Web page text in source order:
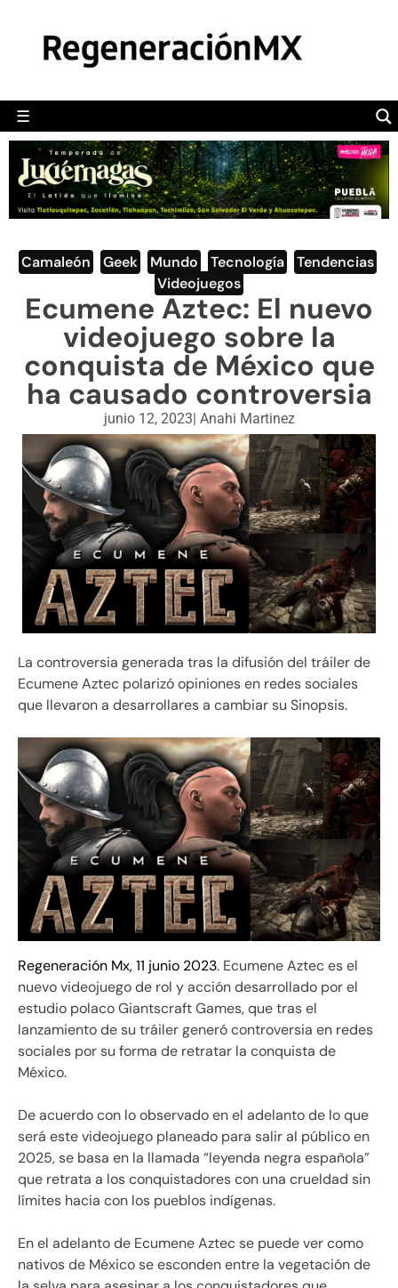
☰
POLÍTICA
CAMALEÓN
OPINIÓN
DEPORTES
ENGLISH SECTION
VIDEOS
Camaleón Geek Mundo Tecnología Tendencias
Videojuegos
Ecumene Aztec: El nuevo
videojuego sobre la
conquista de México que
ha causado controversia
junio 12, 2023| Anahi Martinez
La controversia generada tras la difusión del tráiler de
Ecumene Aztec polarizó opiniones en redes sociales
que llevaron a desarrollares a cambiar su Sinopsis.
Regeneración Mx, 11 junio 2023. Ecumene Aztec es el
nuevo videojuego de rol y acción desarrollado por el
estudio polaco Giantscraft Games, que tras el
lanzamiento de su tráiler generó controversia en redes
sociales por su forma de retratar la conquista de
México.
De acuerdo con lo observado en el adelanto de lo que
será este videojuego planeado para salir al público en
2025, se basa en la llamada “leyenda negra española”
que retrata a los conquistadores con una crueldad sin
límites hacia con los pueblos indígenas.
En el adelanto de Ecumene Aztec se puede ver como
nativos de México se esconden entre la vegetación de